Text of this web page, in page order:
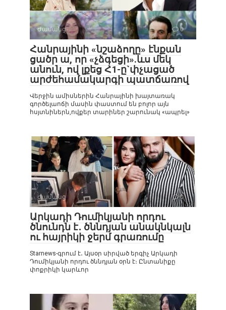
Ժամանց 0
Հանրայինի «նշաձողը» էնքան
ցածր ա, որ «չձգեցի».ևս մեկ
անուն, ով լքեց Հ1-ը`փչացած
արժեհամակարգի պատճառով
Վերջին ամիսներին Հանրայինի խայտառակ
գործելաոճի մասին փաստում են բոլոր այն
հսյտնիներն,ովքեր տարիներ շարունակ «ապրել»
Ժամանց 0
Արկադի Դումիկյանի որդու
ծնունդն է․ ծննդյան անակնկալն
ու հայրիկի ջերմ գրառումը
Starnews-գրում է․ Այսօր սիրված երգիչ Արկադի
Դումիկյանի որդու ծննդյան օրն է։ Ընտանիքը
փոքրիկի կարևոր